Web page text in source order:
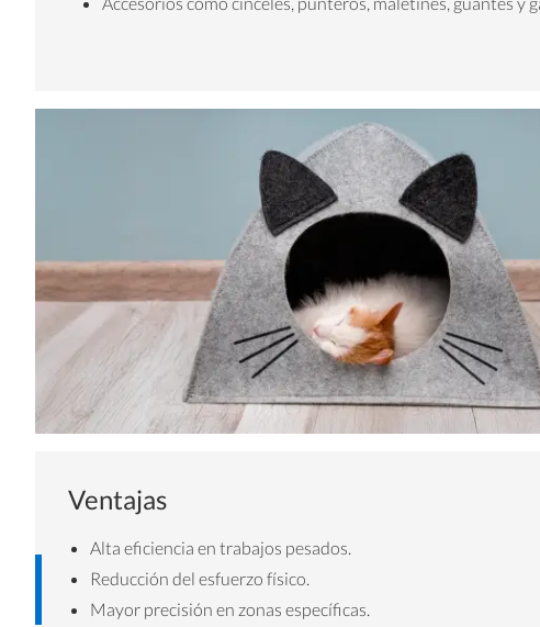
Ventajas
Alta eficiencia en trabajos pesados.
Reducción del esfuerzo físico.
Mayor precisión en zonas específicas.